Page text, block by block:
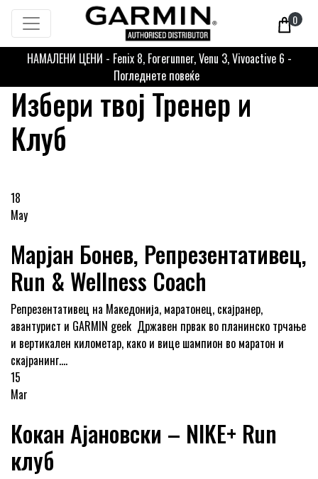
0
НАМАЛЕНИ ЦЕНИ - Fenix 8, Forerunner, Venu 3, Vivoactive 6 -
Погледнете повеќе
Избери твој Тренер и
Клуб
18
May
Марјан Бонев, Репрезентативец,
Run & Wellness Coach
Репрезентативец на Македонија, маратонец, скајранер,
авантурист и GARMIN geek Државен првак во планинско трчање
и вертикален километар, како и вице шампион во маратон и
скајранинг....
15
Mar
Кокан Ајановски – NIKE+ Run
клуб